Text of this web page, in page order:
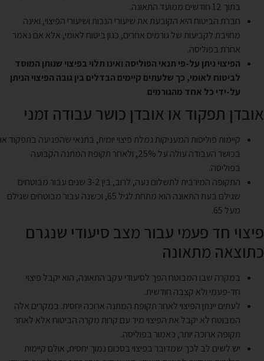
בתוך 12 חודשים ממועד התאונה.
חברת הביטוח היא הקובעת את שיעורי הנכות ושיעורי הפיצוי, ואינה
מחויבת לקביעות של גורמים אחרים, כגון ביטוח לאומי, אלא אם נאמר
אחרת בפוליסה.
הפיצוי ניתן על-פי תנאי הפוליסה ואינו תלוי בפיצוי שנותן המוסד
לביטוח לאומי, כך שלעתים קיימים הבדלים בין גובה הפיצוי הניתן
על-ידי כל אחד מהגורמים.
אובדן תפקוד או אובדן כושר עבודה זמני
קיימות פוליסות המעניקות גמלת פיצוי יומית, בתנאי שהפגיעה בתפקוד או
בכושר העבודה עולה על 25%, ולאחר תקופת המתנה הקבועה
בפוליסה.
התקופה המירבית לתשלום נעה, לרוב, בין 3-2 שנים עבור מבוטחים
שגילם בעת התאונה הוא מתחת לגיל 65, וכשנה עבור מבוטחים שגילם
מעל 65.
פיצוי חד פעמי עבור מצב סיעודי שנגרם
כתוצאה מתאונה
במקרה שבו המבוטח הפך לסיעודי עקב התאונה, הוא יקבל פיצוי
חד-פעמי ולא קצבה חודשית.
לעתים יינתן הפיצוי לאחר תקופת המתנה ארוכה יחסית. במקרים אלה
המבוטח לא יקבל את הפיצוי מיד עם קרות מקרה הביטוח אלא לאחר
תקופה ארוכה יותר, כאמור בפוליסה.
יש לשים לב לכך שמדובר בפיצוי בסכום נמוך יחסית, אולם קיימות